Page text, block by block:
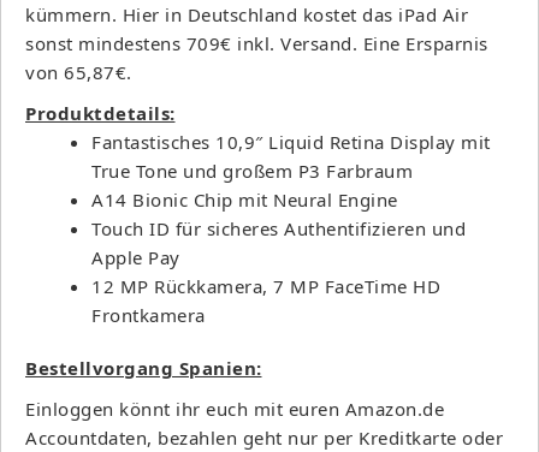
kümmern. Hier in Deutschland kostet das iPad Air
sonst mindestens 709€ inkl. Versand. Eine Ersparnis
von 65,87€.
Produktdetails:
Fantastisches 10,9″ Liquid Retina Display mit
True Tone und großem P3 Farbraum
A14 Bionic Chip mit Neural Engine
Touch ID für sicheres Authentifizieren und
Apple Pay
12 MP Rückkamera, 7 MP FaceTime HD
Frontkamera
Bestellvorgang Spanien:
Einloggen könnt ihr euch mit euren Amazon.de
Accountdaten, bezahlen geht nur per Kreditkarte oder